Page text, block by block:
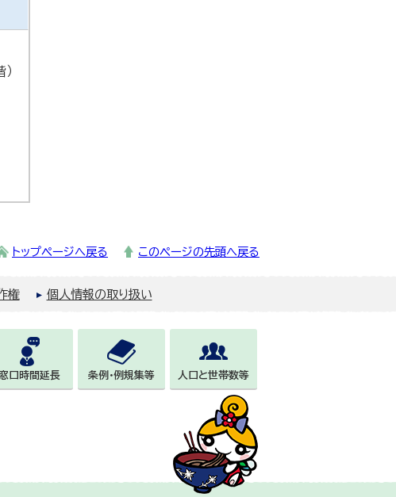
トップページへ戻る このページの先頭へ戻る
権 個人情報の取り扱い
口時間延長 条例・例規集等 人口と世帯数等